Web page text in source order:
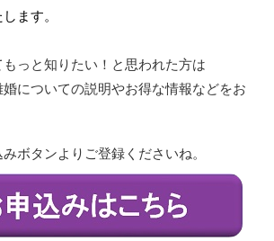
ます。
っと知りたい！と思われた方は
についての説明やお得な情報などをお
ボタンよりご登録くださいね。